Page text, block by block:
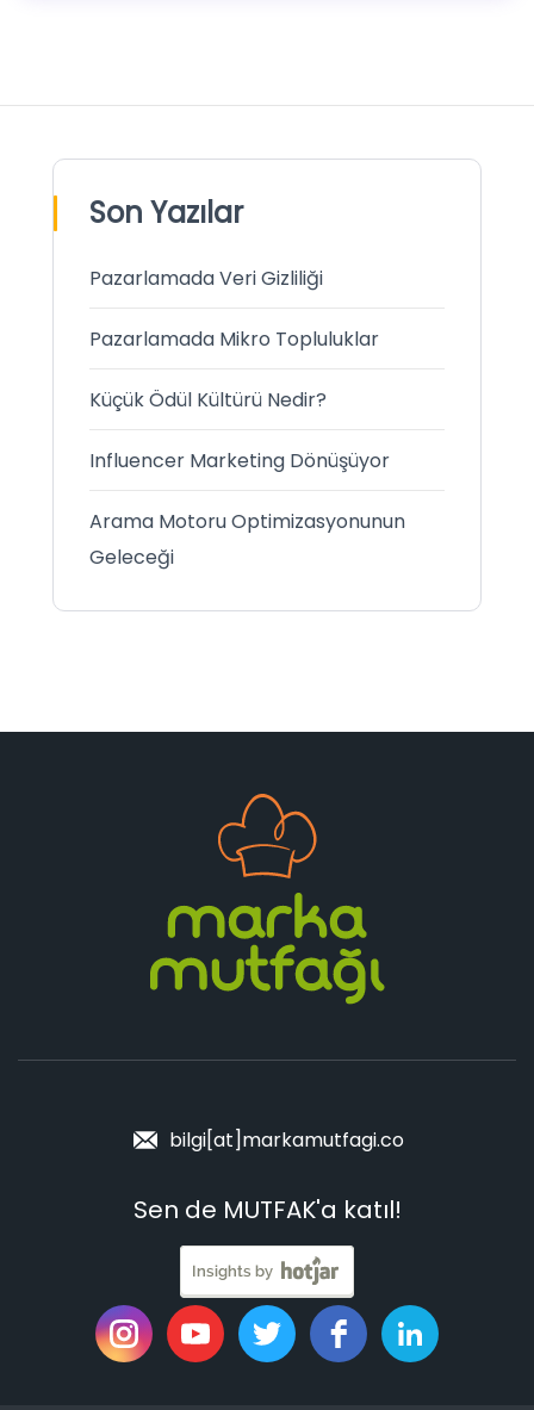
Son Yazılar
Pazarlamada Veri Gizliliği
Pazarlamada Mikro Topluluklar
Küçük Ödül Kültürü Nedir?
Influencer Marketing Dönüşüyor
Arama Motoru Optimizasyonunun
Geleceği
bilgi[at]markamutfagi.co
Sen de MUTFAK'a katıl!